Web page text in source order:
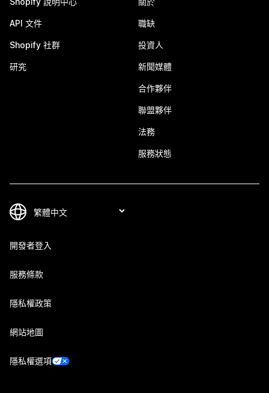
API 文件
Shopify 社群
研究
職缺
投資人
新聞媒體
合作夥伴
聯盟夥伴
法務
服務狀態
開發者登入
服務條款
隱私權政策
網站地圖
隱私權選項